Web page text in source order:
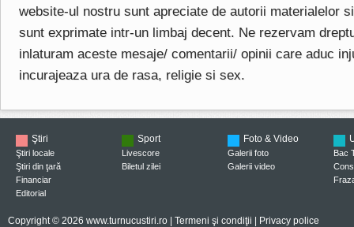
website-ul nostru sunt apreciate de autorii materialelor
sunt exprimate intr-un limbaj decent. Ne rezervam
inlaturam aceste mesaje/ comentarii/ opinii care aduc
incurajeaza ura de rasa, religie si sex.
Ştiri
Ştiri locale
Ştiri din ţară
Financiar
Editorial
Sport
Livescore
Biletul zilei
Foto & Video
Galerii foto
Galerii video
Bac
Copyright © 2026 www.turnucustiri.ro | Termeni şi condiţii Privacy police